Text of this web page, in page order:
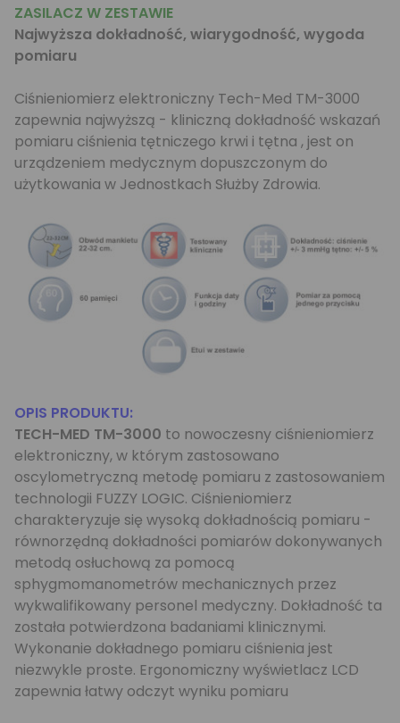
ZASILACZ W ZESTAWIE
Najwyższa dokładność, wiarygodność, wygoda
pomiaru
Ciśnieniomierz elektroniczny Tech-Med TM-3000
zapewnia najwyższą - kliniczną dokładność wskazań
pomiaru ciśnienia tętniczego krwi i tętna , jest on
urządzeniem medycznym dopuszczonym do
użytkowania w Jednostkach Służby Zdrowia.
OPIS PRODUKTU:
TECH-MED TM-3000 to nowoczesny ciśnieniomierz
elektroniczny, w którym zastosowano
oscylometryczną metodę pomiaru z zastosowaniem
technologii FUZZY LOGIC. Ciśnieniomierz
charakteryzuje się wysoką dokładnością pomiaru -
równorzędną dokładności pomiarów dokonywanych
metodą osłuchową za pomocą
sphygmomanometrów mechanicznych przez
wykwalifikowany personel medyczny. Dokładność ta
została potwierdzona badaniami klinicznymi.
Wykonanie dokładnego pomiaru ciśnienia jest
niezwykle proste. Ergonomiczny wyświetlacz LCD
zapewnia łatwy odczyt wyniku pomiaru